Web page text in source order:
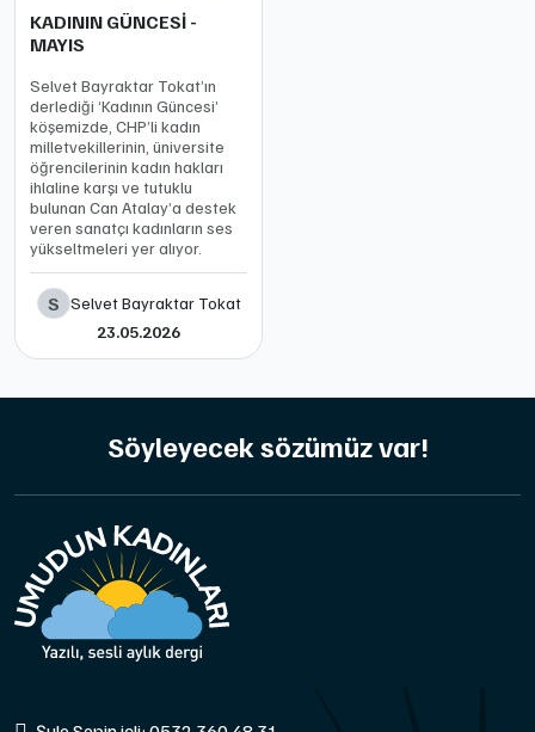
KADININ GÜNCESİ -
MAYIS
Selvet Bayraktar Tokat’ın
derlediği ‘Kadının Güncesi’
köşemizde, CHP’li kadın
milletvekillerinin, üniversite
öğrencilerinin kadın hakları
ihlaline karşı ve tutuklu
bulunan Can Atalay’a destek
veren sanatçı kadınların ses
yükseltmeleri yer alıyor.
S Selvet Bayraktar Tokat
23.05.2026
Söyleyecek sözümüz var!